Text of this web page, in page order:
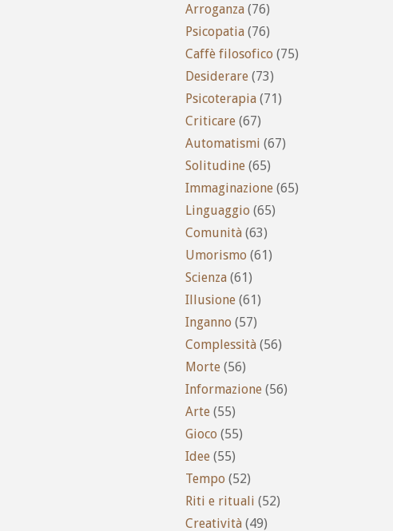
Arroganza (76)
Psicopatia (76)
Caffè filosofico (75)
Desiderare (73)
Psicoterapia (71)
Criticare (67)
Automatismi (67)
Solitudine (65)
Immaginazione (65)
Linguaggio (65)
Comunità (63)
Umorismo (61)
Scienza (61)
Illusione (61)
Inganno (57)
Complessità (56)
Morte (56)
Informazione (56)
Arte (55)
Gioco (55)
Idee (55)
Tempo (52)
Riti e rituali (52)
Creatività (49)